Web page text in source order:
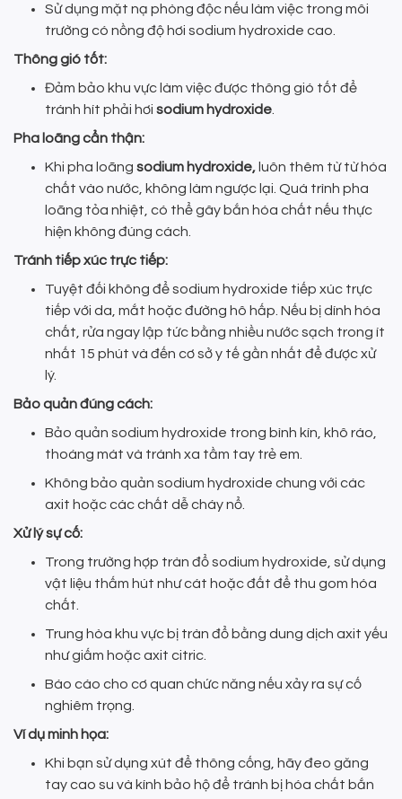
Sử dụng mặt nạ phòng độc nếu làm việc trong môi
trường có nồng độ hơi sodium hydroxide cao.
Thông gió tốt:
Đảm bảo khu vực làm việc được thông gió tốt để
tránh hít phải hơi sodium hydroxide
Pha loãng cẩn thận:
Khi pha loãng sodium hydroxide, luôn thêm từ từ hóa
chất vào nước, không làm ngược lại. Quá trình pha
loãng tỏa nhiệt, có thể gây bắn hóa chất nếu thực
hiện không đúng cách.
Tránh tiếp xúc trực tiếp:
Tuyệt đối không để sodium hydroxide tiếp xúc trực
tiếp với da, mắt hoặc đường hô hấp. Nếu bị dính hóa
chất, rửa ngay lập tức bằng nhiều nước sạch trong ít
nhất 15 phút và đến cơ sở y tế gần nhất để được xử
lý.
Bảo quản đúng cách:
Bảo quản sodium hydroxide trong bình kín, khô ráo,
thoáng mát và tránh xa tầm tay trẻ em.
Không bảo quản sodium hydroxide chung với các
axit hoặc các chất dễ cháy nổ.
Xử lý sự cố:
Trong trường hợp tràn đổ sodium hydroxide, sử dụng
vật liệu thấm hút như cát hoặc đất để thu gom hóa
chất.
Trung hòa khu vực bị tràn đổ bằng dung dịch axit yếu
như giấm hoặc axit citric.
Báo cáo cho cơ quan chức năng nếu xảy ra sự cố
nghiêm trọng.
Ví dụ minh họa:
Khi bạn sử dụng xút để thông cống, hãy đeo găng
tay cao su và kính bảo hộ để tránh bị hóa chất bắn